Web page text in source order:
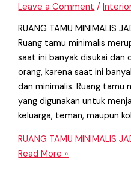
Leave a Comment /
RUANG TAMU MINIMALIS
Ruang tamu minimalis
saat ini banyak disukai dan
orang, karena saat ini
dan minimalis. Ruang tamu
yang digunakan untuk
keluarga, teman, maupun
RUANG TAMU MINIMALIS
Read More »